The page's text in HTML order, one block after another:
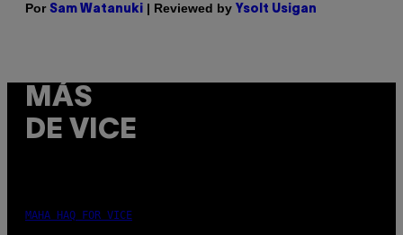
Por Sam Watanuki | Reviewed by Ysolt Usigan
MÁS
DE VICE
MAHA HAQ FOR VICE